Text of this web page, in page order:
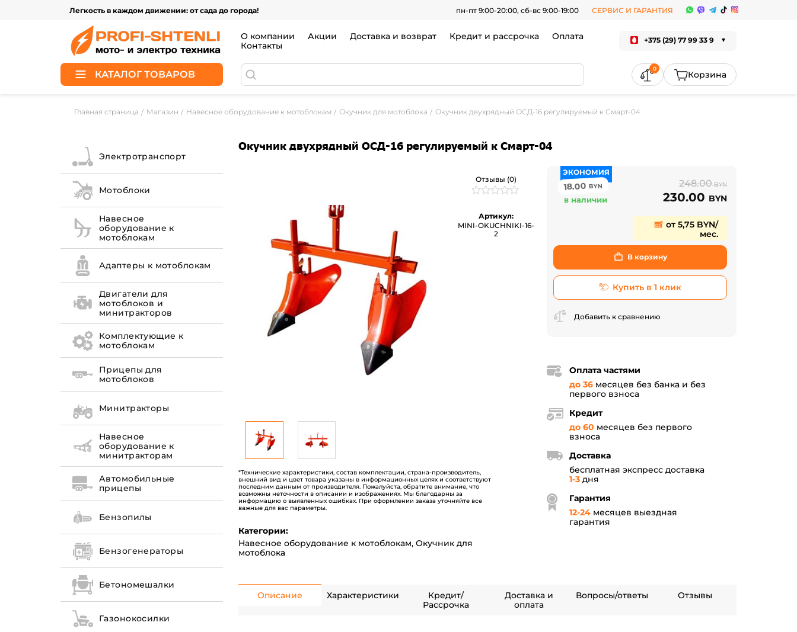
Легкость в каждом движении: от сада до города! пн-пт 9:00-20:00, сб-вс 9:00-19:00 СЕРВИС И ГАРАНТИЯ
О компании Акции Доставка и возврат Кредит и рассрочка
Оплата
Контакты
+375 (29) 77 99 33 9
КАТАЛОГ ТОВАРОВ
0
Главная страница Магазин Навесное оборудование к мотоблокам Окучник для мотоблока Окучник двухрядный ОСД-16 регулируемый к Смарт-04
Электротранспорт
Мотоблоки
Навесное
оборудование к
мотоблокам
Адаптеры к мотоблокам
Двигатели для
мотоблоков и
минитракторов
Комплектующие к
мотоблокам
Прицепы для
мотоблоков
Минитракторы
Навесное
оборудование к
минитракторам
Автомобильные
прицепы
Бензопилы
Бензогенераторы
Бетономешалки
Газонокосилки
Окучник двухрядный ОСД-16 регулируемый к Смарт-04
Отзывы (0)
из
5
Артикул:
MINI-OKUCHNIKI-16-
2
*Технические характеристики, состав комплектации, страна-производитель,
внешний вид и цвет товара указаны в информационных целях и соответствуют
последним данным от производителя. Пожалуйста, обратите внимание, что
возможны неточности в описании и изображениях. Мы благодарны за
информацию о выявленных ошибках. При оформлении заказа уточняйте все
важные для вас параметры.
Категории:
Навесное оборудование к мотоблокам, Окучник для
мотоблока
ЭКОНОМИЯ
18.00BYN
в наличии
248.00BYN
230.00 BYN
от 5,75 BYN/
мес.
В корзину
Купить в 1 клик
Добавить к сравнению
Оплата частями
до 36 месяцев без банка и без
первого взноса
Кредит
до 60 месяцев без первого
взноса
Доставка
бесплатная экспресс доставка
1-3 дня
Гарантия
12-24 месяцев выездная
гарантия
Описание Характеристики
Кредит/
Рассрочка
Доставка и
оплата
Вопросы/ответы Отзывы